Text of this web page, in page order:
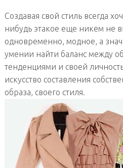
Создавая свой стиль всегда
нибудь этакое еще никем не
одновременно, модное, а
умении найти баланс между
тенденциями и своей
искусство составления
образа, своего стиля.